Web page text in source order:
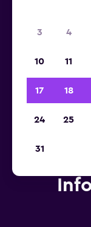
3 4
10 11
17 18
24 25
31